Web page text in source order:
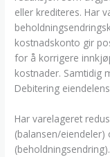
eller krediteres. Har
kostnadskonto gir
for å korrigere
kostnader. Samtidig
Debitering
Har varelageret
(balansen/